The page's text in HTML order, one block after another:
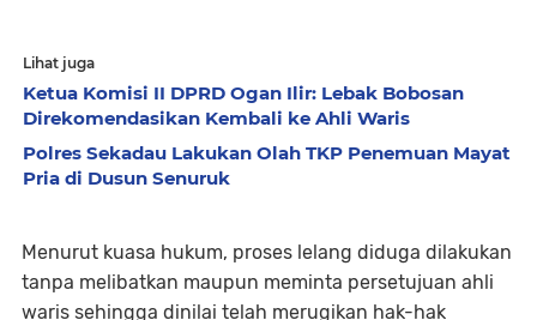
Lihat juga
Ketua Komisi II DPRD Ogan Ilir: Lebak Bobosan
Direkomendasikan Kembali ke Ahli Waris
Polres Sekadau Lakukan Olah TKP Penemuan Mayat
Pria di Dusun Senuruk
Menurut kuasa hukum, proses lelang diduga dilakukan
tanpa melibatkan maupun meminta persetujuan ahli
waris sehingga dinilai telah merugikan hak-hak